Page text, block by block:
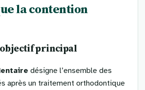
la contention
principal
désigne l’ensemble des
après un traitement orthodontique